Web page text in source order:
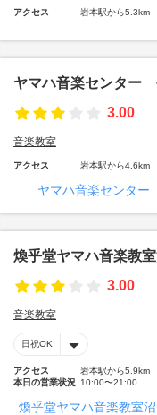
アクセス 岩本駅から5.3km
ヤマハ音楽センター
3.00
音楽教室
アクセス 岩本駅から4.6km
ヤマハ音楽センタ
煥乎堂ヤマハ音楽教
3.00
音楽教室
日祝OK
アクセス
岩本駅から5.9km
本日の営業状況 10:00〜21:00
煥乎堂ヤマハ音楽教室